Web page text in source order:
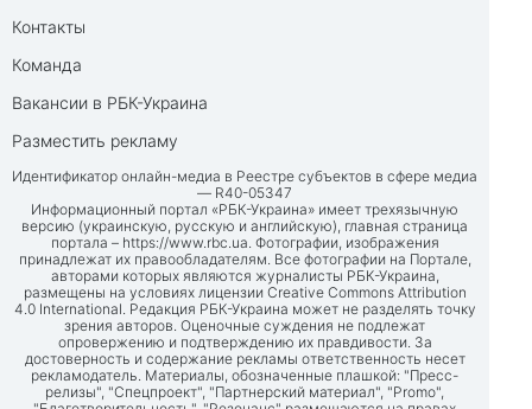
Контакты
Команда
Вакансии в РБК-Украина
Разместить рекламу
Идентификатор онлайн-медиа в Реестре субъектов в сфере медиа
— R40-05347
Информационный портал «РБК-Украина» имеет трехязычную
версию (украинскую, русскую и английскую), главная страница
портала – https://www.rbc.ua . Фотографии, изображения
принадлежат их правообладателям. Все фотографии на Портале,
авторами которых являются журналисты РБК-Украина,
размещены на условиях лицензии Creative Commons Attribution
4.0 International. Редакция РБК-Украина может не разделять точку
зрения авторов. Оценочные суждения не подлежат
опровержению и подтверждению их правдивости. За
достоверность и содержание рекламы ответственность несет
рекламодатель. Материалы, обозначенные плашкой: "Пресс-
релизы", "Спецпроект", "Партнерский материал", "Promo",